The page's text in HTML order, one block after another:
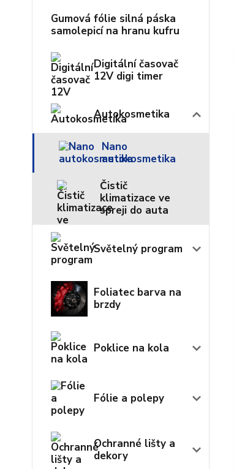
Gumová fólie silná páska
samolepicí na hranu kufru
Digitální časovač
12V digi timer
Autokosmetika
Nano
autokosmetika
Čistič
klimatizace ve
spreji do auta
Světelný program
Foliatec barva na
brzdy
Poklice na kola
Fólie a polepy
Ochranné lišty a
dekory